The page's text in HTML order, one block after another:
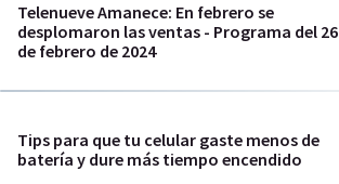
Telenueve Amanece: En febrero se
desplomaron las ventas - Programa del 26
de febrero de 2024
Tips para que tu celular gaste menos de
batería y dure más tiempo encendido